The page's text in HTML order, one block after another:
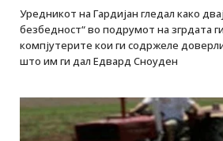
Уредникот на Гардијан гледал како
безбедност“ во подрумот на згрдата
компјутерите кои ги содржеле
што им ги дал Едвард Сноуден